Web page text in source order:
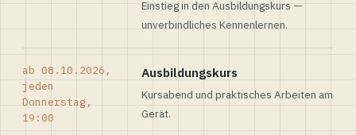
Einstieg in den Ausbildungskurs —
unverbindliches Kennenlernen.
ab 08.10.2026,
jeden
Donnerstag,
19:00
Ausbildungskurs
Kursabend und praktisches Arbeiten am
Gerät.